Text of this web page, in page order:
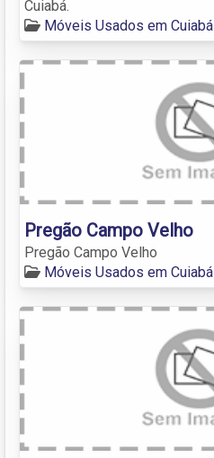
Cuiabá.
Móveis Usados em Cuiabá
Pregão Campo Velho
Pregão Campo Velho
Móveis Usados em Cuiabá